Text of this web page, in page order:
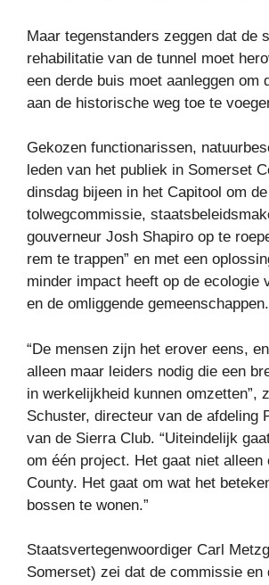
Maar tegenstanders zeggen dat de
rehabilitatie van de tunnel moet
een derde buis moet aanleggen om
aan de historische weg toe te
Gekozen functionarissen,
leden van het publiek in Somerset
dinsdag bijeen in het Capitool om de
tolwegcommissie,
gouverneur Josh Shapiro op te
rem te trappen” en met een
minder impact heeft op de ecologie
en de omliggende gemeenschappen.
“De mensen zijn het erover eens,
alleen maar leiders nodig die een
in werkelijkheid kunnen omzetten”,
Schuster, directeur van de afdeling
van de Sierra Club. “Uiteindelijk
om één project. Het gaat niet alleen
County. Het gaat om wat het
bossen te wonen.”
Staatsvertegenwoordiger Carl
Somerset) zei dat de commissie en